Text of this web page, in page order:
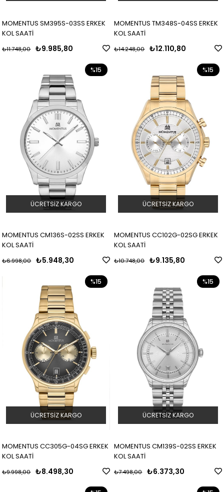
MOMENTUS SM395S-03SS ERKEK
KOL SAATİ
₺9.985,80
₺11.748,00
MOMENTUS TM348S-04SS ERKEK
KOL SAATİ
₺12.110,80
₺14.248,00
MOMENTUS CM136S-02SS ERKEK
KOL SAATİ
₺5.948,30
₺6.998,00
%15
ÜCRETSIZ KARGO
MOMENTUS CC102G-02SG ERKEK
KOL SAATİ
₺9.135,80
₺10.748,00
%15
ÜCRETSIZ KARGO
MOMENTUS CC305G-04SG ERKEK
KOL SAATİ
₺8.498,30
₺9.998,00
%15
ÜCRETSIZ KARGO
MOMENTUS CM139S-02SS ERKEK
KOL SAATİ
₺6.373,30
₺7.498,00
%15
ÜCRETSIZ KARGO